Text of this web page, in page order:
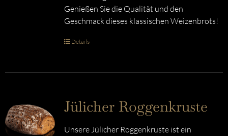
Genießen Sie die Qualität und den
Geschmack dieses klassischen Weizenbrots!
Details
Jülicher Roggenkruste
Unsere Jülicher Roggenkruste ist ein